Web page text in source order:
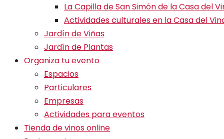
La Capilla de San Simón de la Casa del
Actividades culturales en la Casa del
Jardín de Viñas
Jardín de Plantas
Organiza tu evento
Espacios
Particulares
Empresas
Actividades para eventos
Tienda de vinos online